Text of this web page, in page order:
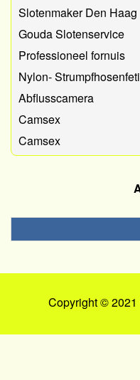
Slotenmaker Den Haag
Gouda Slotenservice
Professioneel fornuis
Nylon-
Abflusscamera
Camsex
Camsex
Copyright ©